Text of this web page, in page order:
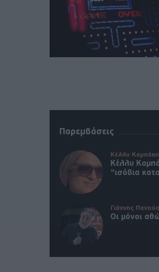
Παρεμβάσεις
Κέλλυ Καμπάκη
Κέλλυ
“ισόβια
Γιάννης
Οι μόνοι